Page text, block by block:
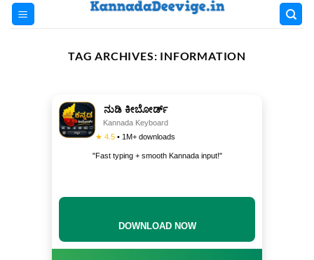
Skip
TAG ARCHIVES: INFORMATION
ನುಡಿ ಕೀಬೋರ್ಡ್
Kannada Keyboard
★ 4.5 • 1M+ downloads
"Fast typing + smooth Kannada input!"